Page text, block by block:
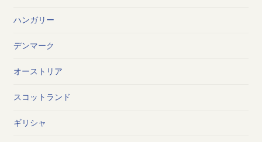
ハンガリー
デンマーク
オーストリア
スコットランド
ギリシャ